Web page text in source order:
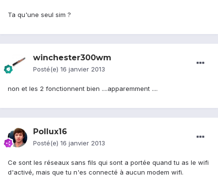
Ta qu'une seul sim ?
winchester300wm
Posté(e) 16 janvier 2013
non et les 2 fonctionnent bien ....apparemment ....
Pollux16
Posté(e) 16 janvier 2013
Ce sont les réseaux sans fils qui sont a portée quand tu as le wifi
d'activé, mais que tu n'es connecté à aucun modem wifi.